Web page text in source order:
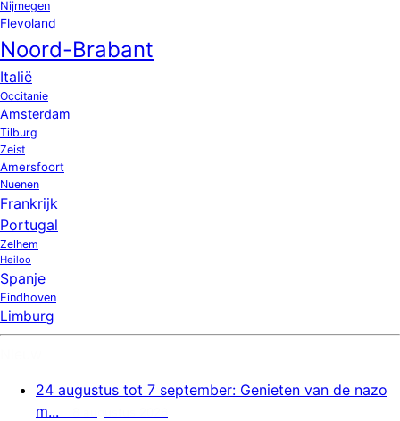
Nijmegen
Flevoland
Noord-Brabant
Italië
Occitanie
Amsterdam
Tilburg
Zeist
Amersfoort
Nuenen
Frankrijk
Portugal
Zelhem
Heiloo
Spanje
Eindhoven
Limburg
24 augustus tot 7 september: Genieten van de nazo
m...